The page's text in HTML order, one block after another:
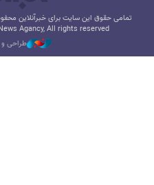
تمامی حقوق این سایت برای خبرآنلاین
Agancy, All rights reserved
طراحی و